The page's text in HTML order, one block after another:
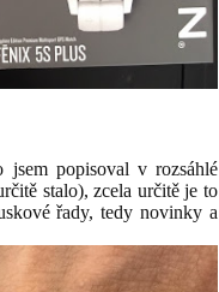
popisoval v rozsáhlé
stalo), zcela určitě je to
řady, tedy novinky a